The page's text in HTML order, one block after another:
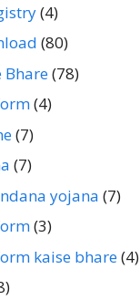
(4)
(80)
Bhare(78)
(4)
(7)
(7)
yojana (7)
(3)
kaise bhare(4)